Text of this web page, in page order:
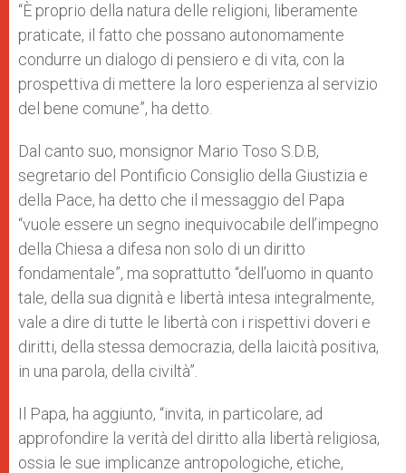
“È proprio della natura delle religioni, liberamente
praticate, il fatto che possano autonomamente
condurre un dialogo di pensiero e di vita, con la
prospettiva di mettere la loro esperienza al servizio
del bene comune”, ha detto.
Dal canto suo, monsignor Mario Toso S.D.B,
segretario del Pontificio Consiglio della Giustizia e
della Pace, ha detto che il messaggio del Papa
“vuole essere un segno inequivocabile dell’impegno
della Chiesa a difesa non solo di un diritto
fondamentale”, ma soprattutto “dell’uomo in quanto
tale, della sua dignità e libertà intesa integralmente,
vale a dire di tutte le libertà con i rispettivi doveri e
diritti, della stessa democrazia, della laicità positiva,
in una parola, della civiltà”.
Il Papa, ha aggiunto, “invita, in particolare, ad
approfondire la verità del diritto alla libertà religiosa,
ossia le sue implicanze antropologiche, etiche,